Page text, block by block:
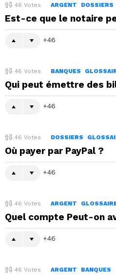
46 Votes ARGENT DOSSIERS
Est-ce que le notaire
46
46 Votes BANQUES
Qui peut émettre des
46
46 Votes DOSSIERS
Où payer par PayPal ?
46
46 Votes ARGENT
Quel compte Peut-on
46
46 Votes ARGENT BANQUES